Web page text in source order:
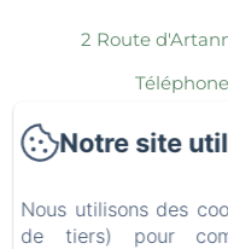
2 Route
Notre site
Nous utilisons des
de tiers) pour